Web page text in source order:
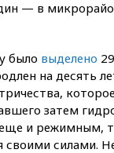
— в
было выделено
на десять
затем
и режимным,
своими силами.